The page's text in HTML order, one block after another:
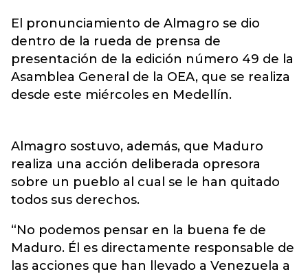
El pronunciamiento de Almagro se dio
dentro de la rueda de prensa de
presentación de la edición número 49 de la
Asamblea General de la OEA, que se realiza
desde este miércoles en Medellín.
Almagro sostuvo, además, que Maduro
realiza una acción deliberada opresora
sobre un pueblo al cual se le han quitado
todos sus derechos.
“No podemos pensar en la buena fe de
Maduro. Él es directamente responsable de
las acciones que han llevado a Venezuela a